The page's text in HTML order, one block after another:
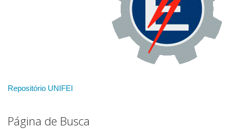
Repositório UNIFEI
Página de Busca